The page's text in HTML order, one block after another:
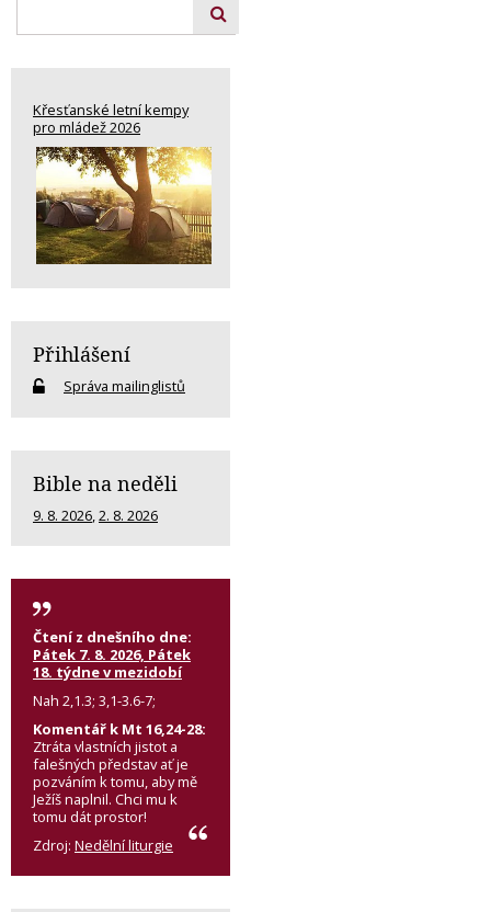
Křesťanské letní kempy
pro mládež 2026
Přihlášení
Správa mailinglistů
Bible na neděli
9. 8. 2026,2. 8. 2026
Čtení z dnešního dne:
Pátek 7. 8. 2026, Pátek
18. týdne v mezidobí
Nah 2,1.3; 3,1-3.6-7;
Komentář k Mt 16,24-28:
Ztráta vlastních jistot a
falešných představ ať je
pozváním k tomu, aby mě
Ježíš naplnil. Chci mu k
tomu dát prostor!
Zdroj: Nedělní liturgie